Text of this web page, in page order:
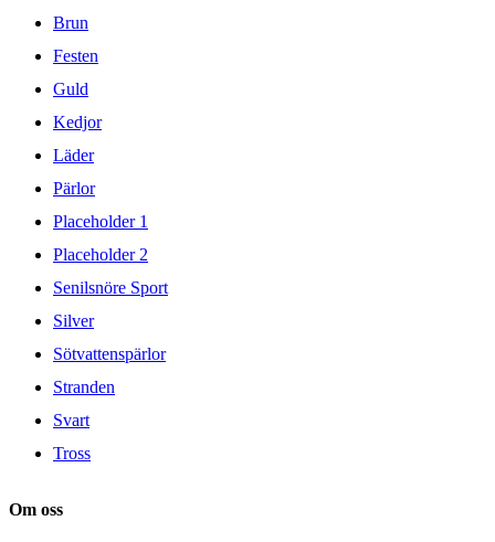
Brun
Festen
Guld
Kedjor
Läder
Pärlor
Placeholder 1
Placeholder 2
Senilsnöre Sport
Silver
Sötvattenspärlor
Stranden
Svart
Tross
Om oss